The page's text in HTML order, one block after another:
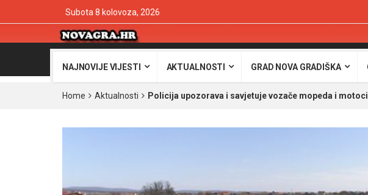
Subota 8 kolovoza, 2026
NAJNOVIJE VIJESTI AKTUALNOSTI GRAD NOVA GRADIŠKA
Home Aktualnosti Policija upozorava i savjetuje vozače mopeda i